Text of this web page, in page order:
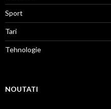
Sport
Tari
Tehnologie
NOUTATI